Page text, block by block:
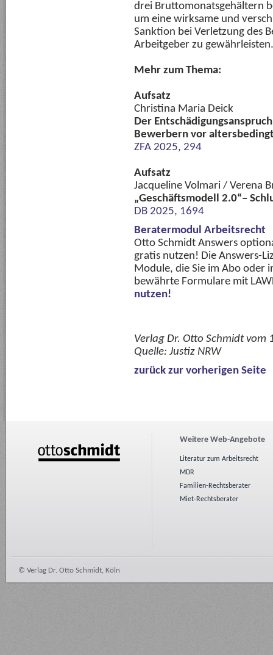
drei Bruttomonatsgehältern
um eine wirksame und
Sanktion bei Verletzung des
Arbeitgeber zu gewährleisten.
Mehr zum Thema:
Aufsatz
Christina Maria Deick
Der
Bewerbern vor
ZFA 2025, 294
Aufsatz
Jacqueline Volmari / Verena
„Geschäftsmodell 2.0“–
DB 2025, 1694
Beratermodul Arbeitsrecht
Otto Schmidt Answers
gratis nutzen! Die Answers-
Module, die Sie im Abo oder
bewährte Formulare mit
nutzen!
Verlag Dr. Otto Schmidt vom
Quelle: Justiz NRW
zurück zur vorherigen Seite
Weitere Web-Angebote
Literatur zum Arbeitsrecht
MDR
Familien-Rechtsberater
Miet-Rechtsberater
© Verlag Dr. Otto Schmidt, Köln